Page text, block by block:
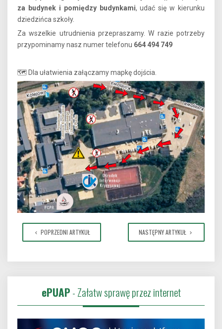
za budynek i pomiędzy budynkami, udać się w kierunku
dziedzińca szkoły.
Za wszelkie utrudnienia przepraszamy. W razie potrzeby
przypominamy nasz numer telefonu 664 494 749
🗺️ Dla ułatwienia załączamy mapkę dojścia.
POPRZEDNI ARTYKUŁ NASTĘPNY ARTYKUŁ
ePUAP- Załatw sprawę przez internet